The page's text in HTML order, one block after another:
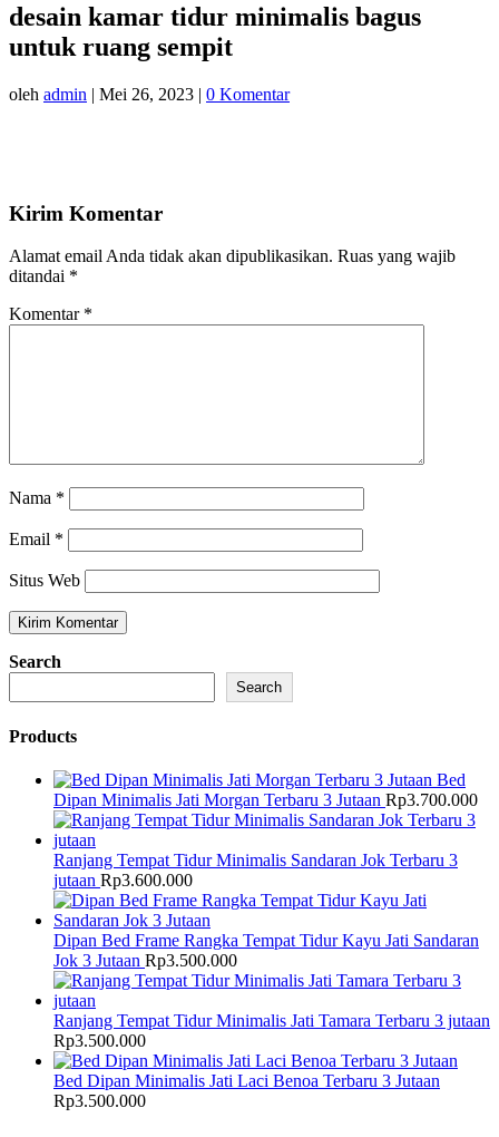
desain kamar tidur minimalis bagus
untuk ruang sempit
oleh admin | Mei 26, 2023 | 0 Komentar
Kirim Komentar
Alamat email Anda tidak akan dipublikasikan. Ruas yang wajib
ditandai *
Komentar *
Nama *
Email *
Situs Web
Search
Search
Products
Bed
Dipan Minimalis Jati Morgan Terbaru 3 Jutaan Rp3.700.000
Ranjang Tempat Tidur Minimalis Sandaran Jok Terbaru 3
jutaan Rp3.600.000
Dipan Bed Frame Rangka Tempat Tidur Kayu Jati Sandaran
Jok 3 Jutaan Rp3.500.000
Ranjang Tempat Tidur Minimalis Jati Tamara Terbaru 3 jutaan
Rp3.500.000
Bed Dipan Minimalis Jati Laci Benoa Terbaru 3 Jutaan
Rp3.500.000